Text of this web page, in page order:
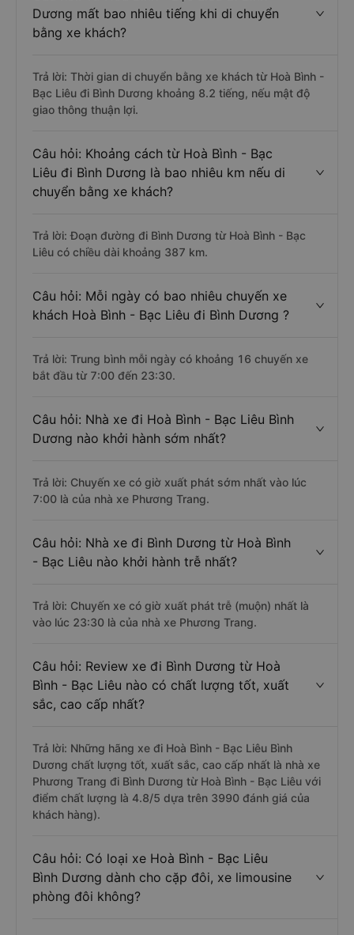
Dương mất bao nhiêu tiếng khi di chuyển
bằng xe khách?
Trả lời: Thời gian di chuyển bằng xe khách từ Hoà Bình -
Bạc Liêu đi Bình Dương khoảng 8.2 tiếng, nếu mật độ
giao thông thuận lợi.
Câu hỏi: Khoảng cách từ Hoà Bình - Bạc
Liêu đi Bình Dương là bao nhiêu km nếu di
chuyển bằng xe khách?
Trả lời: Đoạn đường đi Bình Dương từ Hoà Bình - Bạc
Liêu có chiều dài khoảng 387 km.
Câu hỏi: Mỗi ngày có bao nhiêu chuyến xe
khách Hoà Bình - Bạc Liêu đi Bình Dương ?
Trả lời: Trung bình mỗi ngày có khoảng 16 chuyến xe
bắt đầu từ 7:00 đến 23:30.
Câu hỏi: Nhà xe đi Hoà Bình - Bạc Liêu Bình
Dương nào khởi hành sớm nhất?
Trả lời: Chuyến xe có giờ xuất phát sớm nhất vào lúc
7:00 là của nhà xe Phương Trang.
Câu hỏi: Nhà xe đi Bình Dương từ Hoà Bình
- Bạc Liêu nào khởi hành trễ nhất?
Trả lời: Chuyến xe có giờ xuất phát trễ (muộn) nhất là
vào lúc 23:30 là của nhà xe Phương Trang.
Câu hỏi: Review xe đi Bình Dương từ Hoà
Bình - Bạc Liêu nào có chất lượng tốt, xuất
sắc, cao cấp nhất?
Trả lời: Những hãng xe đi Hoà Bình - Bạc Liêu Bình
Dương chất lượng tốt, xuất sắc, cao cấp nhất là nhà xe
Phương Trang đi Bình Dương từ Hoà Bình - Bạc Liêu với
điểm chất lượng là 4.8/5 dựa trên 3990 đánh giá của
khách hàng).
Câu hỏi: Có loại xe Hoà Bình - Bạc Liêu
Bình Dương dành cho cặp đôi, xe limousine
phòng đôi không?